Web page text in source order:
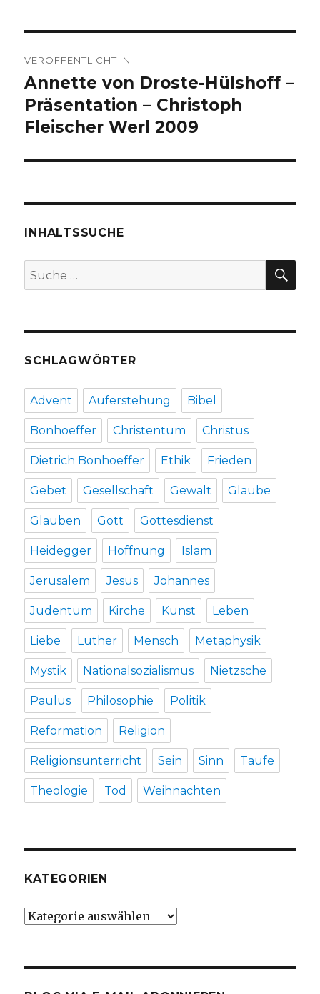
VERÖFFENTLICHT IN
Annette von Droste-Hülshoff –
Präsentation – Christoph
Fleischer Werl 2009
INHALTSSUCHE
Suche
nach:
SCHLAGWÖRTER
Advent Auferstehung Bibel
Bonhoeffer Christentum Christus
Dietrich Bonhoeffer Ethik Frieden
Gebet Gesellschaft Gewalt Glaube
Glauben Gott Gottesdienst
Heidegger Hoffnung Islam
Jerusalem Jesus Johannes
Judentum Kirche Kunst Leben
Liebe Luther Mensch Metaphysik
Mystik Nationalsozialismus Nietzsche
Paulus Philosophie Politik
Reformation Religion
Religionsunterricht Sein Sinn Taufe
Theologie Tod Weihnachten
KATEGORIEN
Kategorien